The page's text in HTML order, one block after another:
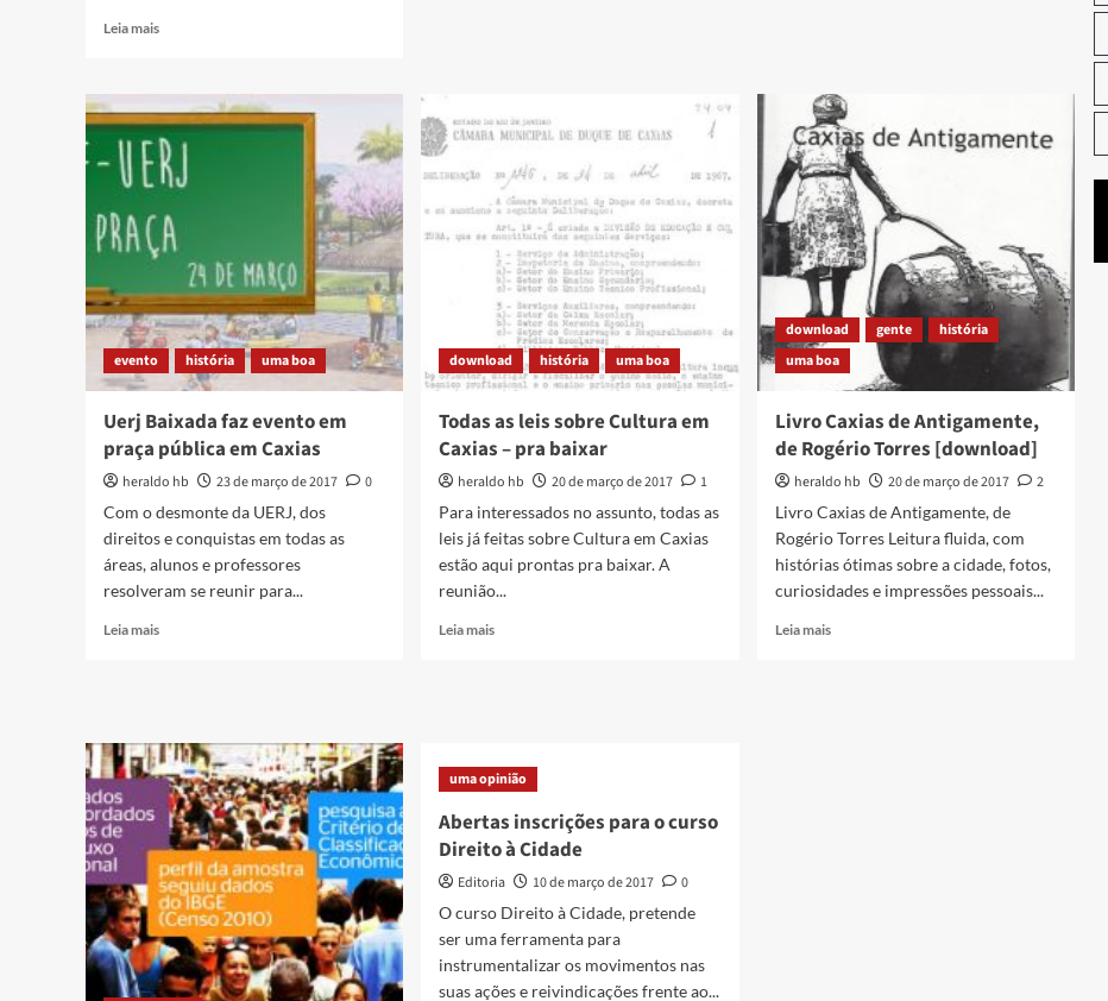
Leia maisRead
Skyline
de
Caxias
[foto]
de
Cultura
pede
suspensão
de
mensagem
que
altera
lei
do
Conselho
de
Cultura
Caxias
evento história uma boa
Uerj Baixada faz evento em
praça pública em Caxias
heraldo hb 23 de março de 2017
0
Com o desmonte da UERJ, dos
direitos e conquistas em todas as
áreas, alunos e professores
resolveram se reunir para...
Leia maisRead
evento
em
praça
pública
em
Caxias
download história uma boa
Todas as leis sobre Cultura em
Caxias – pra baixar
heraldo hb 20 de março de 2017
1
Para interessados no assunto, todas as
leis já feitas sobre Cultura em Caxias
estão aqui prontas pra baixar. A
reunião...
Leia maisRead
Cultura
Caxias
–
pra
download gente
história
uma boa
Livro Caxias de Antigamente,
de Rogério Torres [download]
heraldo hb 20 de março de 2017
2
Livro Caxias de Antigamente, de
Rogério Torres Leitura fluida, com
histórias ótimas sobre a cidade, fotos,
curiosidades e impressões pessoais...
Leia maisRead
uma opinião
Abertas inscrições para o curso
Direito à Cidade
Editoria 10 de março de 2017
0
O curso Direito à Cidade, pretende
ser uma ferramenta para
instrumentalizar os movimentos nas
suas ações e reivindicações frente ao...